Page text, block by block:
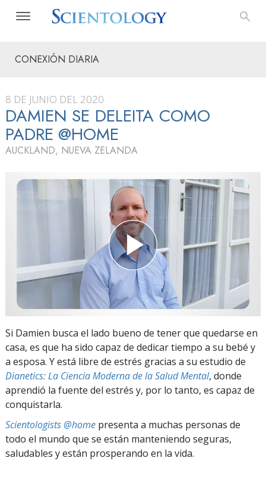
CONEXIÓN DIARIA
8 DE JUNIO DEL 2020
DAMIEN SE DELEITA COMO
PADRE @HOME
AUCKLAND, NUEVA ZELANDA
Si Damien busca el lado bueno de tener que quedarse en
casa, es que ha sido capaz de dedicar tiempo a su bebé y
a esposa. Y está libre de estrés gracias a su estudio de
Dianetics: La Ciencia Moderna de la Salud Mental, donde
aprendió la fuente del estrés y, por lo tanto, es capaz de
conquistarla.
Scientologists @home presenta a muchas personas de
todo el mundo que se están manteniendo seguras,
saludables y están prosperando en la vida.